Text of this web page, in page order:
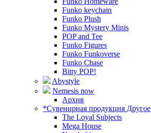
Funko keychain
Funko Plush
Funko Mystery Minis
POP and Tee
Funko Figures
Funko Funkoverse
Funko Chase
Bitty POP!
Abystyle
Nemesis now
Архив
*Сувенирная продукция Другое
The Loyal Subjects
Mega House